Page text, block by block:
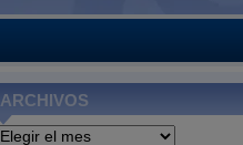
ARCHIVOS
Archivos